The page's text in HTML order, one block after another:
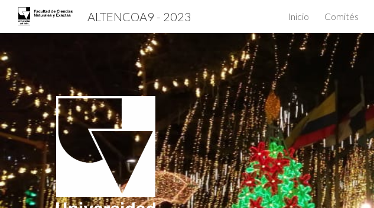
Skip to main content
ALTENCOA9 - 2023 Inicio Comités